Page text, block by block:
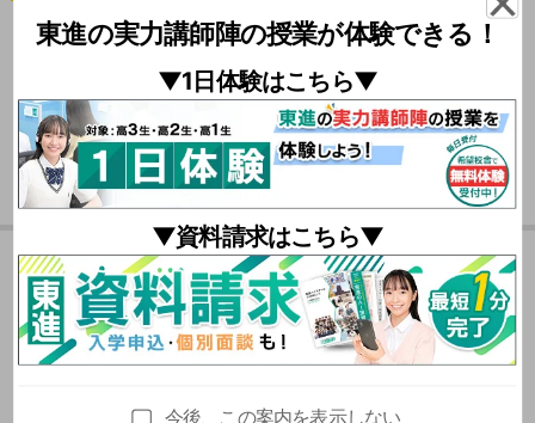
東進の実力講師陣の授業が体験できる！
▼1日体験はこちら▼
▼資料請求はこちら▼
今後、この案内を表示しない
それぞれの設問文の内容から、どの英文に解答根拠があり
そうかを判断する必要がありました。
本問のように最大値と最小値に関する条件を満たす2次関数
を考える問題は目新しいです。このような問題では解法を
暗記して当てはめるだけの学習では対応できません。
役所の住民証明サービスを題材に４案を比較しました。利
便性と安全性のバランスを踏まえ、各案の特徴を整理する
力が問われました。
夏期特別招待講習の
おススメポイント